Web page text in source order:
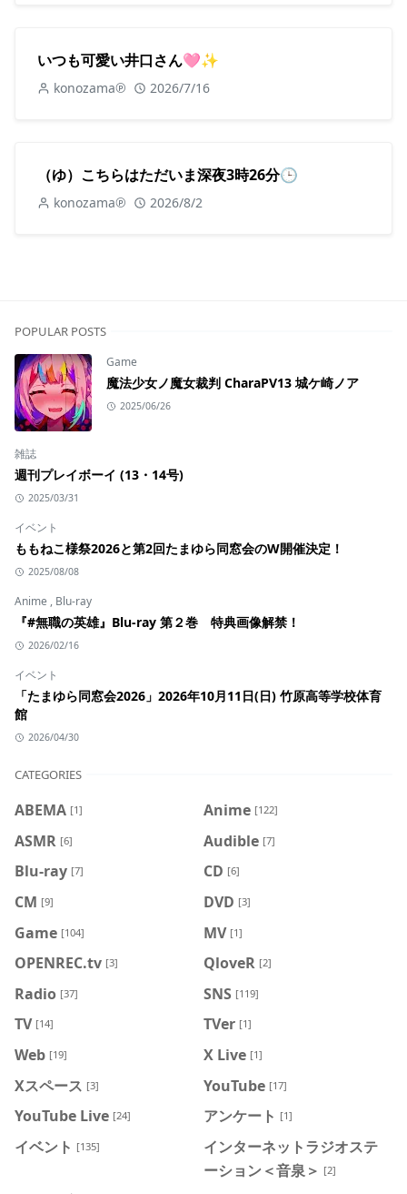
いつも可愛い井口さん🩷✨
konozama℗ 2026/7/16
（ゆ）こちらはただいま深夜3時26分🕒
konozama℗ 2026/8/2
POPULAR POSTS
Game
魔法少女ノ魔女裁判 CharaPV13 城ケ崎ノア
2025/06/26
雑誌
週刊プレイボーイ (13・14号)
2025/03/31
イベント
ももねこ様祭2026と第2回たまゆら同窓会のW開催決定！
2025/08/08
Anime , Blu-ray
『#無職の英雄』Blu-ray 第２巻 特典画像解禁！
2026/02/16
イベント
「たまゆら同窓会2026」2026年10月11日(日) 竹原高等学校体育
館
2026/04/30
CATEGORIES
ABEMA [1] Anime [122]
ASMR [6] Audible [7]
Blu-ray [7] CD [6]
CM [9] DVD [3]
Game [104] MV [1]
OPENREC.tv [3] QloveR [2]
Radio [37] SNS [119]
TV [14] TVer [1]
Web [19] X Live [1]
Xスペース [3] YouTube [17]
YouTube Live [24] アンケート [1]
イベント [135]
インターネットラジオステ
ーション＜音泉＞ [2]